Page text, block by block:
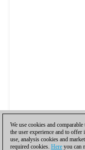
We use cookies and
the user experience and to
use, analysis cookies and
required cookies. Here you can